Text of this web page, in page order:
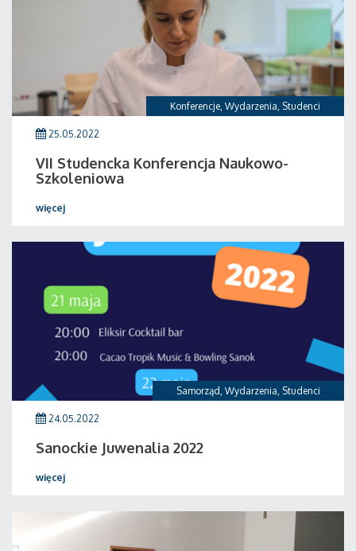
Konferencje, Wydarzenia, Studenci
25.05.2022
VII Studencka Konferencja Naukowo-
Szkoleniowa
więcej
Samorząd, Wydarzenia, Studenci
24.05.2022
Sanockie Juwenalia 2022
więcej